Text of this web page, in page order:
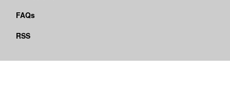
FAQs
RSS